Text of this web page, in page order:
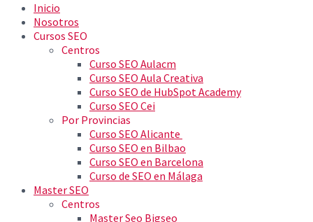
Inicio
Nosotros
Cursos SEO
Centros
Curso SEO Aulacm
Curso SEO Aula Creativa
Curso SEO de HubSpot Academy
Curso SEO Cei
Por Provincias
Curso SEO Alicante
Curso SEO en Bilbao
Curso SEO en Barcelona
Curso de SEO en Málaga
Master SEO
Centros
Master Seo Bigseo